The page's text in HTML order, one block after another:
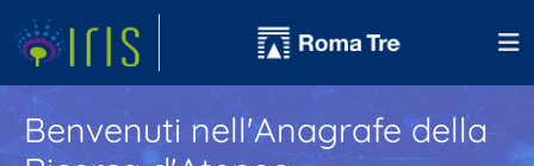
Benvenuti nell'Anagrafe della